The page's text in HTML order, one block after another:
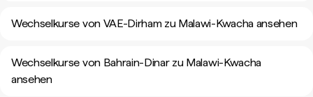
Wechselkurse von VAE-Dirham zu Malawi-Kwacha ansehen
Wechselkurse von Bahrain-Dinar zu Malawi-Kwacha
ansehen